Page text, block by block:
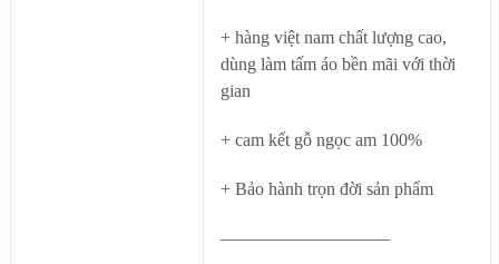
+ hàng việt nam chất lượng cao,
dùng làm tấm áo bền mãi với thời
gian
+ cam kết gỗ ngọc am 100%
+ Bảo hành trọn đời sản phẩm
—————————–